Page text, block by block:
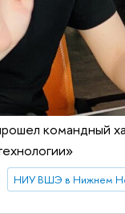
командный
НИУ ВШЭ в Нижнем